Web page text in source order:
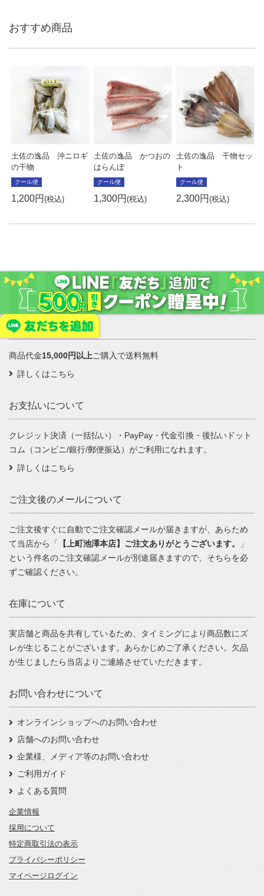
おすすめ商品
土佐の逸品 沖ニロギ
の干物
クール便
1,200 税込
土佐の逸品 かつおの
はらんぼ
クール便
1,300 税込
土佐の逸品 干物セッ
ト
クール便
2,300 税込
送料について
商品代金15,000円以上ご購入で送料無料
詳しくはこちら
お支払いについて
クレジット決済（一括払い）・PayPay・代金引換・後払いドット
コム（コンビニ/銀行/郵便振込）がご利用になれます。
詳しくはこちら
ご注文後のメールについて
ご注文後すぐに自動でご注文確認メールが届きますが、あらため
て当店から「【上町池澤本店】ご注文ありがとうございます。」
という件名のご注文確認メールが別途届きますので、そちらを必
ずご確認ください。
在庫について
実店舗と商品を共有しているため、タイミングにより商品数にズ
レが生じることがございます。あらかじめご了承ください。欠品
が生じましたら当店よりご連絡させていただきます。
お問い合わせについて
オンラインショップへのお問い合わせ
店舗へのお問い合わせ
企業様、メディア等のお問い合わせ
ご利用ガイド
よくある質問
企業情報
採用について
特定商取引法の表示
プライバシーポリシー
マイページログイン